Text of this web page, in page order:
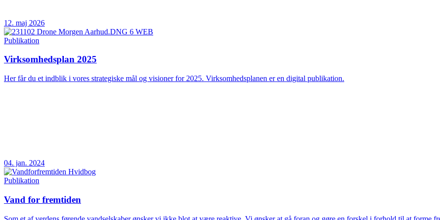
12. maj 2026
Publikation
Virksomhedsplan 2025
Her får du et indblik i vores strategiske mål og visioner for 2025. Virksomhedsplanen er en digital publikation.
04. jan. 2024
Publikation
Vand for fremtiden